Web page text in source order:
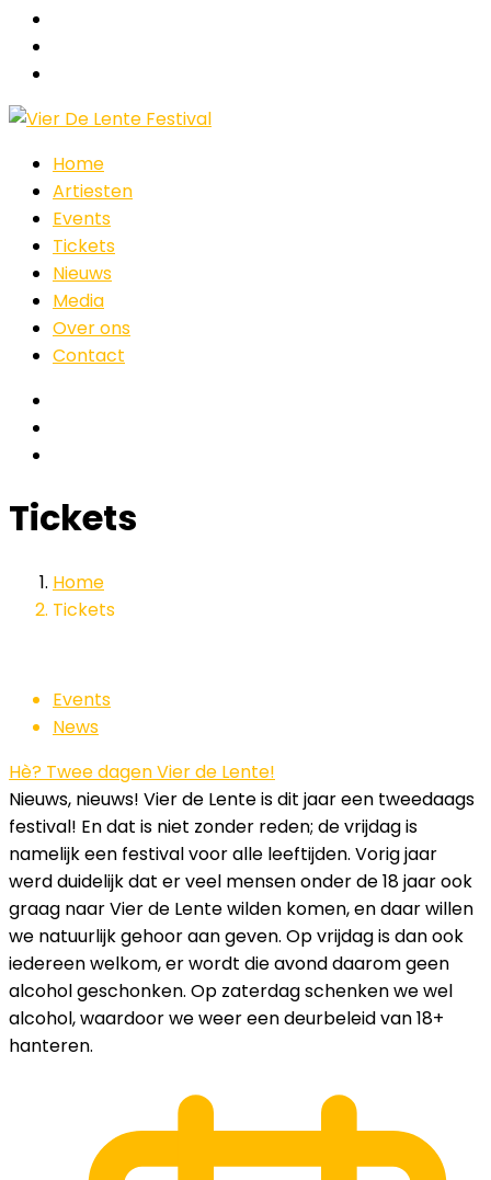
Home
Artiesten
Events
Tickets
Nieuws
Media
Over ons
Contact
Tickets
Home
Tickets
Events
News
Hè? Twee dagen Vier de Lente!
Nieuws, nieuws! Vier de Lente is dit jaar een tweedaags
festival! En dat is niet zonder reden; de vrijdag is
namelijk een festival voor alle leeftijden. Vorig jaar
werd duidelijk dat er veel mensen onder de 18 jaar ook
graag naar Vier de Lente wilden komen, en daar willen
we natuurlijk gehoor aan geven. Op vrijdag is dan ook
iedereen welkom, er wordt die avond daarom geen
alcohol geschonken. Op zaterdag schenken we wel
alcohol, waardoor we weer een deurbeleid van 18+
hanteren.